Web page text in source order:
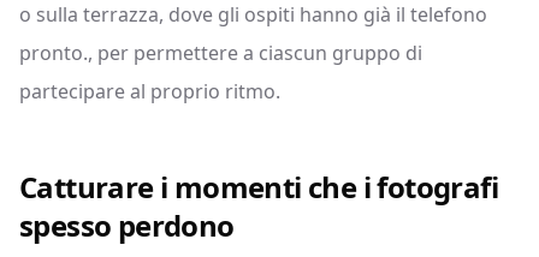
o sulla terrazza, dove gli ospiti hanno già il telefono
pronto., per permettere a ciascun gruppo di
partecipare al proprio ritmo.
Catturare i momenti che i fotografi
spesso perdono